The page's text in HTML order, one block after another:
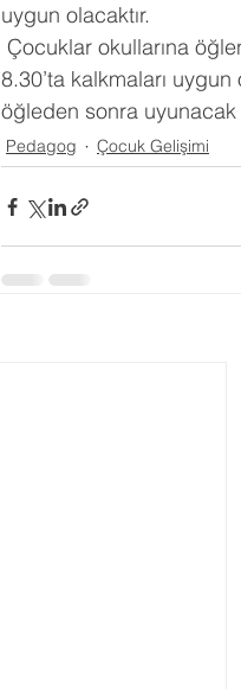
uygun olacaktır.
8.30’ta kalkmaları
öğleden sonra
Pedagog Çocuk Gelişimi